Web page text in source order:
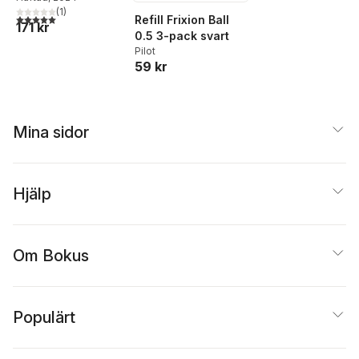
Tyberg, Jenny
Wickberg,Kim Widén
Ingbritt Wik
5,0utav 5 stjärnor. Totalt antal röster:
(1)
171 kr
Refill Frixion Ball
0.5 3-pack svart
Pilot
59 kr
Mina sidor
Hjälp
Om Bokus
Populärt